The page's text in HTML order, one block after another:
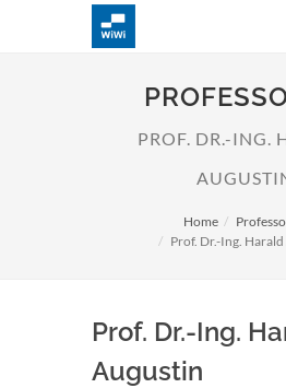
PROF. DR.-ING.
Home
Prof. Dr.-Ing.
Prof. Dr.-Ing.
Augustin